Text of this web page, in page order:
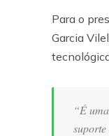
Para o
Garcia
“É